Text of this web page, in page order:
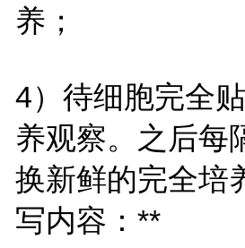
养；
4）待细胞完全
养观察。之后每
换新鲜的完全培
写内容：**